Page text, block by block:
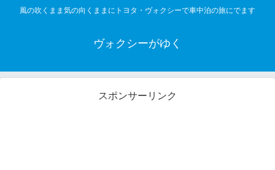
風の吹くまま気の向くままにトヨタ・ヴォクシーで車中泊の旅にでます
ヴォクシーがゆく
スポンサーリンク